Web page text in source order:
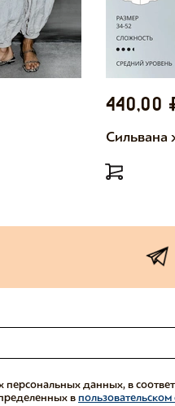
440,00
Сильвана
персональных данных, в
в